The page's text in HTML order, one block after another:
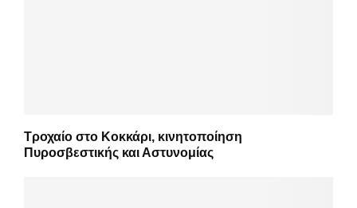
Τροχαίο στο Κοκκάρι, κινητοποίηση
Πυροσβεστικής και Αστυνομίας